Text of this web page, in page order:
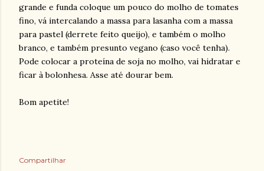
grande e funda coloque um pouco do molho de tomates
fino, vá intercalando a massa para lasanha com a massa
para pastel (derrete feito queijo), e também o molho
branco, e também presunto vegano (caso você tenha).
Pode colocar a proteína de soja no molho, vai hidratar e
ficar à bolonhesa. Asse até dourar bem.
Bom apetite!
Compartilhar